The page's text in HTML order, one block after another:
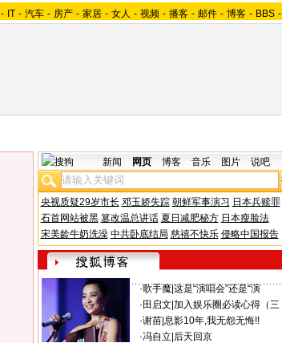
- IT - 汽车 - 房产 - 家居 - 女人 - 视频 - 播客 - 邮件 - 博客 - BBS -
新闻 网页 博客 音乐 图片 说吧
央视质疑29岁市长 邓玉娇失踪 朝鲜军事演习 日本兵赎罪
石首网站被黑 篡改温总讲话 夏日减肥秘方 日本瘦脸法
宋美龄牛奶洗澡 中共卧底结局 慈禧不快乐 侵略中国报告
·歌手魔| 这是“演唱会”还是“演
· 田启文 加入娱乐圈必读心得（三
·谢苗| 息影10年,我无怨无悔!!
·冯自立 后天回京